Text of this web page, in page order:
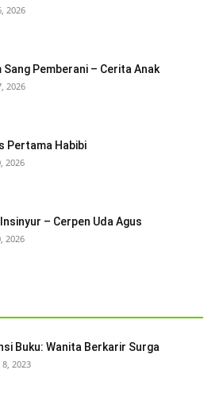
2026
Sang Pemberani – Cerita Anak
2026
Pertama Habibi
2026
– Cerpen Uda Agus
2026
Buku: Wanita Berkarir Surga
2023